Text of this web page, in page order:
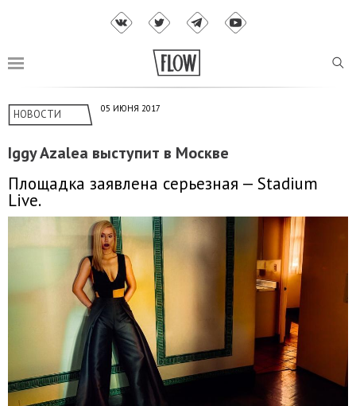
НОВОСТИ 05 ИЮНЯ 2017
Iggy Azalea выступит в Москве
Площадка заявлена серьезная — Stadium
Live.